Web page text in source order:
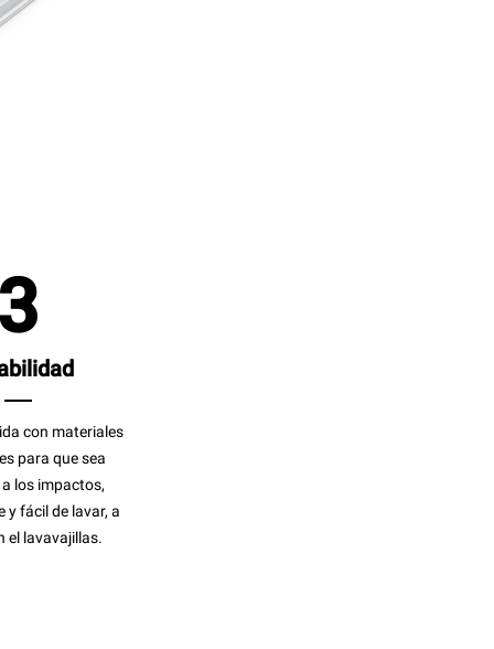
con materiales
para que sea
los impactos,
y fácil de lavar, a
el lavavajillas.